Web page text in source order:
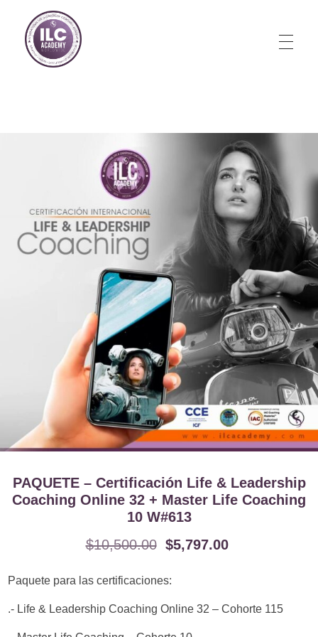
PAQUETE – Certificación Life & Leadership
Coaching Online 32 + Master Life Coaching
10 W#613
$10,500.00 $5,797.00
Paquete para las certificaciones:
.- Life & Leadership Coaching Online 32 – Cohorte 115